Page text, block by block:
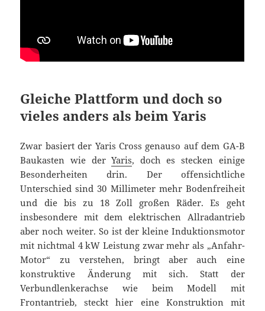
Gleiche Plattform und doch so
vieles anders als beim Yaris
Zwar basiert der Yaris Cross genauso auf dem GA-B
Baukasten wie derYaris, doch es stecken einige
Besonderheiten drin. Der offensichtliche
Unterschied sind 30 Millimeter mehr Bodenfreiheit
und die bis zu 18 Zoll großen Räder. Es geht
insbesondere mit dem elektrischen Allradantrieb
aber noch weiter. So ist der kleine Induktionsmotor
mit nichtmal 4 kW Leistung zwar mehr als „Anfahr-
Motor“ zu verstehen, bringt aber auch eine
konstruktive Änderung mit sich. Statt der
Verbundlenkerachse wie beim Modell mit
Frontantrieb, steckt hier eine Konstruktion mit